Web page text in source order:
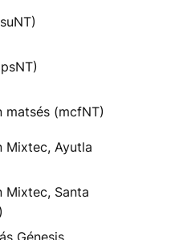
matsés (mcfNT)
Mixtec, Ayutla
Mixtec, Santa
Génesis